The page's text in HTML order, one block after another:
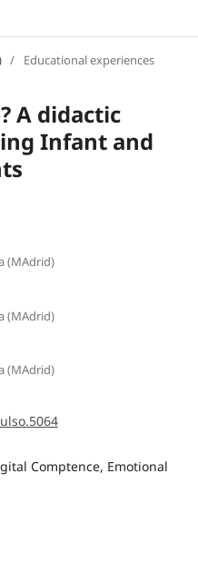
/ Educational experiences
A didactic
Infant and
(MAdrid)
(MAdrid)
(MAdrid)
Comptence, Emotional